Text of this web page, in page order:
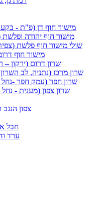
מישור חוף דן (פ"ת -
מישור חוף יהודה ופלשת
שולי מישור חוף פלשת
מישור חוף
שרון דרום (ירקון
שרון מרכז (נתניה, לב
שרון חפר (עמק חפר -נחל
שרון צפון (מענית -
צפון
חבל
ערד